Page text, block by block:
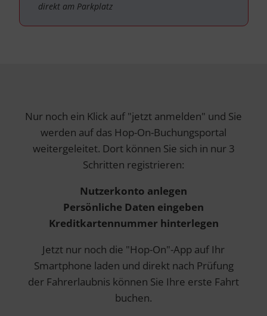
direkt am Parkplatz
Nur noch ein Klick auf "jetzt anmelden" und Sie
werden auf das Hop-On-Buchungsportal
weitergeleitet. Dort können Sie sich in nur 3
Schritten registrieren:
Nutzerkonto anlegen
Persönliche Daten eingeben
Kreditkartennummer hinterlegen
Jetzt nur noch die "Hop-On"-App auf Ihr
Smartphone laden und direkt nach Prüfung
der Fahrerlaubnis können Sie Ihre erste Fahrt
buchen.